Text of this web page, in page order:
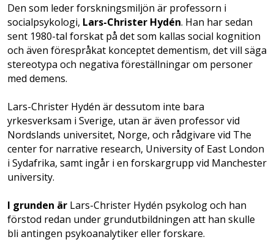
Den som leder forskningsmiljön är professorn i
socialpsykologi, Lars-Christer Hydén. Han har sedan
sent 1980-tal forskat på det som kallas social kognition
och även förespråkat konceptet dementism, det vill säga
stereotypa och negativa föreställningar om personer
med demens.
Lars-Christer Hydén är dessutom inte bara
yrkesverksam i Sverige, utan är även professor vid
Nordslands universitet, Norge, och rådgivare vid The
center for narrative research, University of East London
i Syd­afrika, samt ingår i en forskargrupp vid Manchester
university.
I grunden är Lars-Christer Hydén psykolog och han
förstod redan under grund­utbildningen att han skulle
bli antingen psykoanalytiker eller forskare.